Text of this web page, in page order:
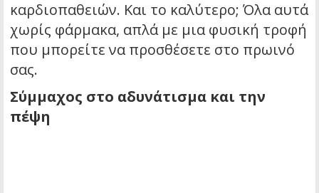
καρδιοπαθειών. Και το καλύτερο; Όλα αυτά
χωρίς φάρμακα, απλά με μια φυσική τροφή
που μπορείτε να προσθέσετε στο πρωινό
σας.
Σύμμαχος στο αδυνάτισμα και την
πέψη